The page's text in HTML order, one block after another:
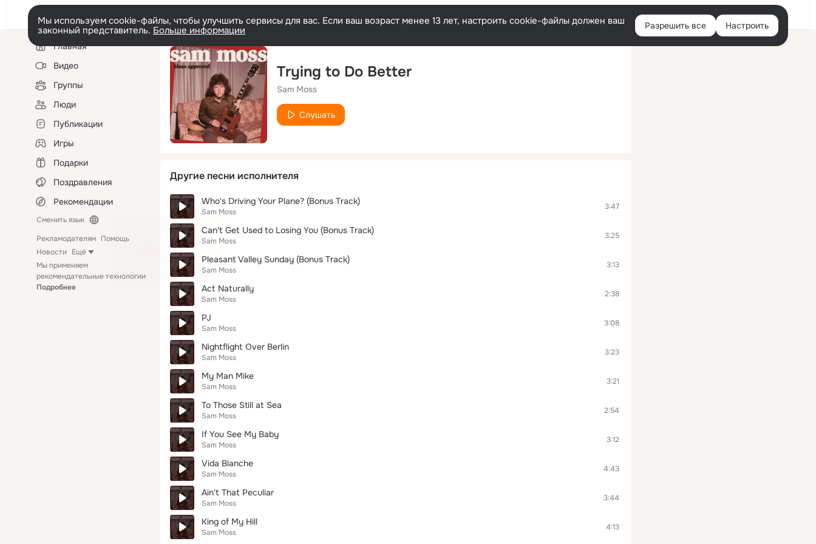
Войти
Мы используем cookie-файлы, чтобы улучшить сервисы для вас. Если ваш возраст менее 13 лет, настроить cookie-файлы должен ваш
законный представитель. Больше информации Разрешить все Настроить
Левая
колонкаГлавная
Видео
Группы
Люди
Публикации
Игры
Подарки
Поздравления
Рекомендации
Сменить язык
Рекламодателям Помощь
Новости Ещё
Мы применяем
рекомендательные технологии
Подробнее
Trying to Do Better
Sam Moss
Слушать
Другие песни исполнителя
Who's Driving Your Plane? (Bonus Track)
Sam Moss
3:47
Can't Get Used to Losing You (Bonus Track)
Sam Moss
3:25
Pleasant Valley Sunday (Bonus Track)
Sam Moss
3:13
Act Naturally
Sam Moss
2:38
PJ
Sam Moss
3:08
Nightflight Over Berlin
Sam Moss
3:23
My Man Mike
Sam Moss
3:21
To Those Still at Sea
Sam Moss
2:54
If You See My Baby
Sam Moss
3:12
Vida Blanche
Sam Moss
4:43
Ain't That Peculiar
Sam Moss
3:44
King of My Hill
Sam Moss
4:13